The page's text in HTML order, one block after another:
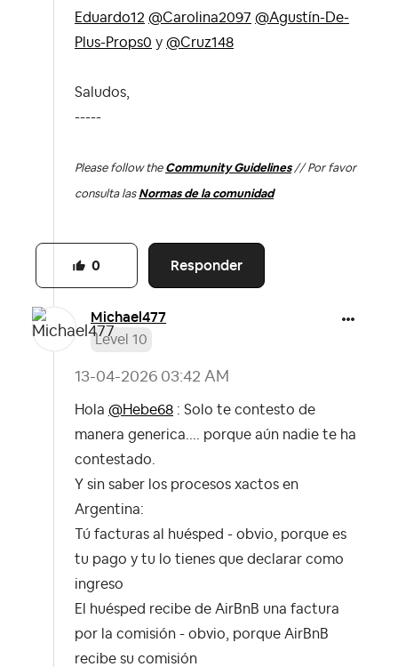
Eduardo12 @Carolina2097 @Agustín-De-
Plus-Props0 y @Cruz148
Saludos,
-----
Please follow the Community Guidelines// Por favor
consulta las Normas de la comunidad
Responder
0
Michael477
Level 10
‎13-04-2026 03:42 AM
Hola @Hebe68 : Solo te contesto de
manera generica.... porque aún nadie te ha
contestado.
Y sin saber los procesos xactos en
Argentina:
Tú facturas al huésped - obvio, porque es
tu pago y tu lo tienes que declarar como
ingreso
El huésped recibe de AirBnB una factura
por la comisión - obvio, porque AirBnB
recibe su comisión